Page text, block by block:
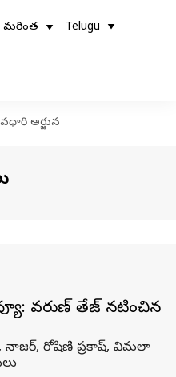
మరింత Telugu
అర్జున
వరుణ్ తేజ్ నటించిన
నాజర్, రోషిణి ప్రకాష్, విమలా